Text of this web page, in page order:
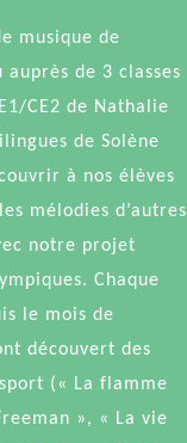
musique de
de 3 classes
CE2 de Nathalie
de Solène
à nos élèves
mélodies d’autres
notre projet
Chaque
le mois de
découvert des
(« La flamme
», « La vie